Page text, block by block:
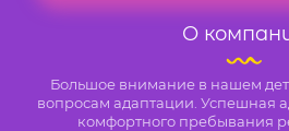
О
Большое внимание в нашем
вопросам адаптации. Успешная
комфортного пребывания